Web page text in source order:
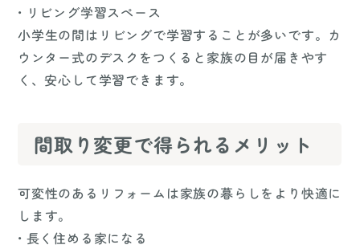
• リビング学習スペース
小学生の間はリビングで学習することが多いです。カ
ウンター式のデスクをつくると家族の目が届きやす
く、安心して学習できます。
間取り変更で得られるメリット
可変性のあるリフォームは家族の暮らしをより快適に
します。
• 長く住める家になる